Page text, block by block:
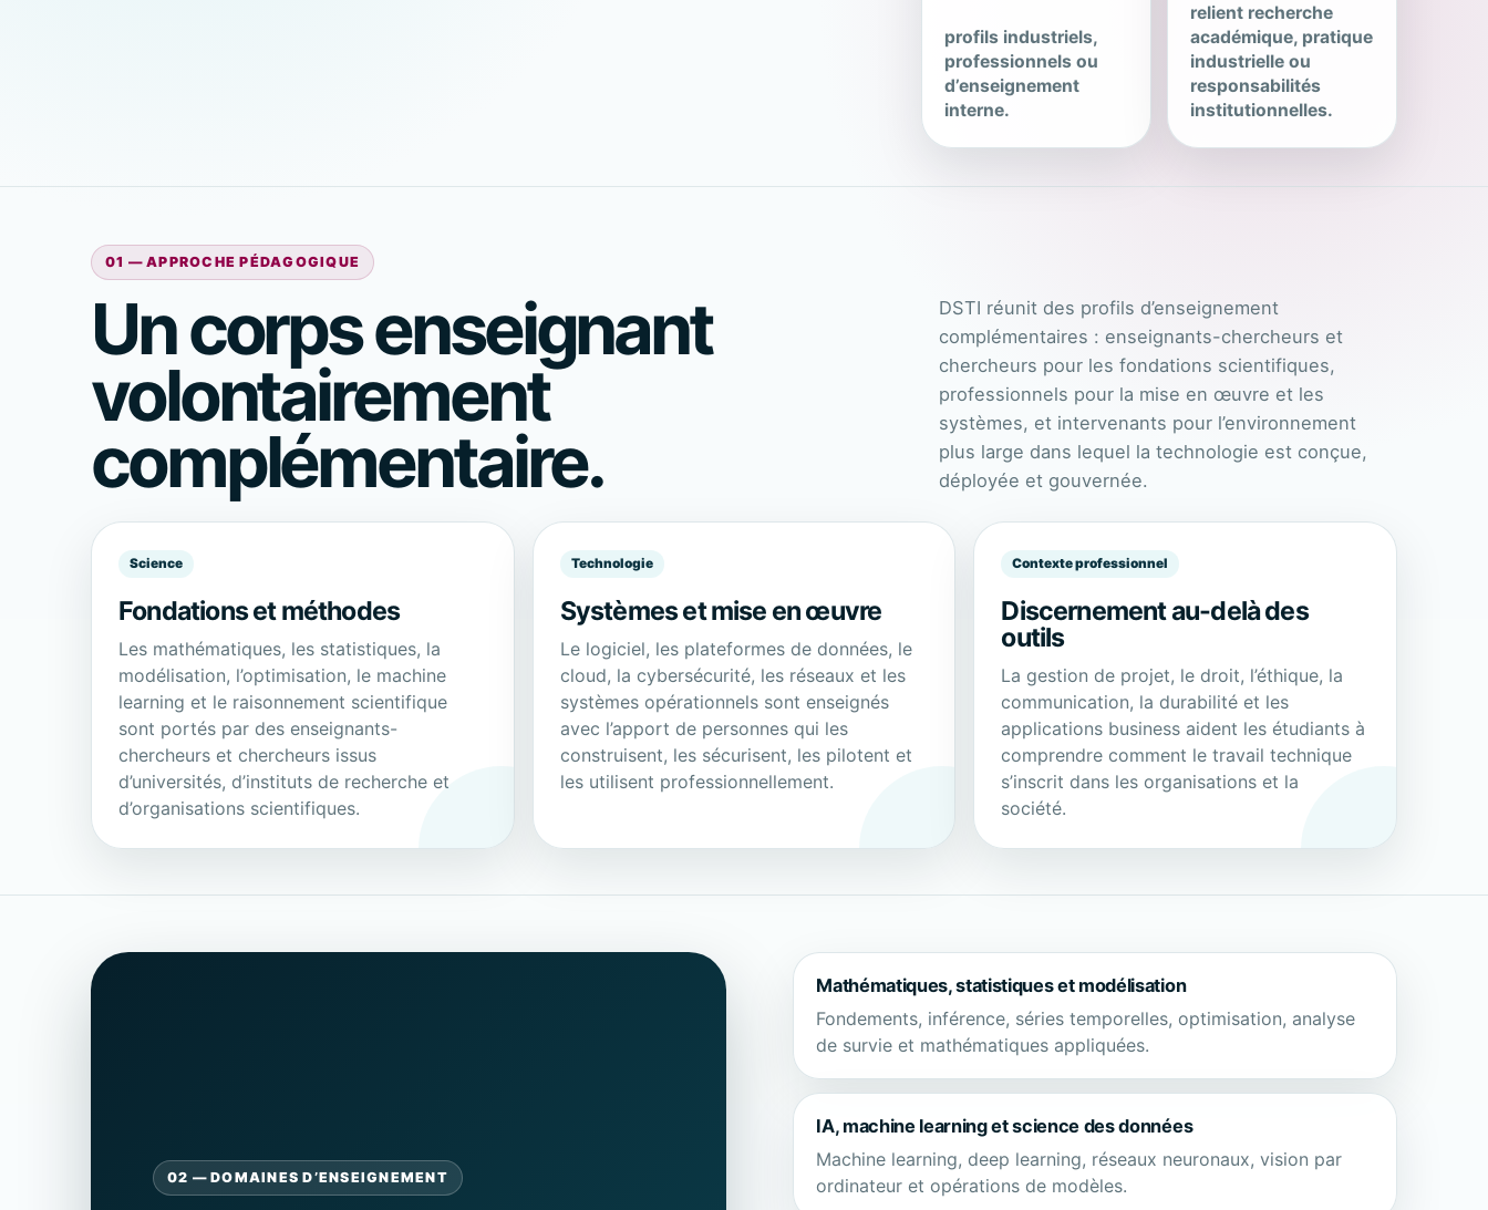
profils industriels,
professionnels ou
d’enseignement
interne.
relient recherche
académique, pratique
industrielle ou
responsabilités
institutionnelles.
01 — APPROCHE PÉDAGOGIQUE
Un corps enseignant
volontairement
complémentaire.
DSTI réunit des profils d’enseignement
complémentaires : enseignants-chercheurs et
chercheurs pour les fondations scientifiques,
professionnels pour la mise en œuvre et les
systèmes, et intervenants pour l’environnement
plus large dans lequel la technologie est conçue,
déployée et gouvernée.
Science
Fondations et méthodes
Les mathématiques, les statistiques, la
modélisation, l’optimisation, le machine
learning et le raisonnement scientifique
sont portés par des enseignants-
chercheurs et chercheurs issus
d’universités, d’instituts de recherche et
d’organisations scientifiques.
Technologie
Systèmes et mise en œuvre
Le logiciel, les plateformes de données, le
cloud, la cybersécurité, les réseaux et les
systèmes opérationnels sont enseignés
avec l’apport de personnes qui les
construisent, les sécurisent, les pilotent et
les utilisent professionnellement.
Contexte professionnel
Discernement au-delà des
outils
La gestion de projet, le droit, l’éthique, la
communication, la durabilité et les
applications business aident les étudiants à
comprendre comment le travail technique
s’inscrit dans les organisations et la
société.
02 — DOMAINES D’ENSEIGNEMENT
Mathématiques, statistiques et modélisation
Fondements, inférence, séries temporelles, optimisation, analyse
de survie et mathématiques appliquées.
IA, machine learning et science des données
Machine learning, deep learning, réseaux neuronaux, vision par
ordinateur et opérations de modèles.